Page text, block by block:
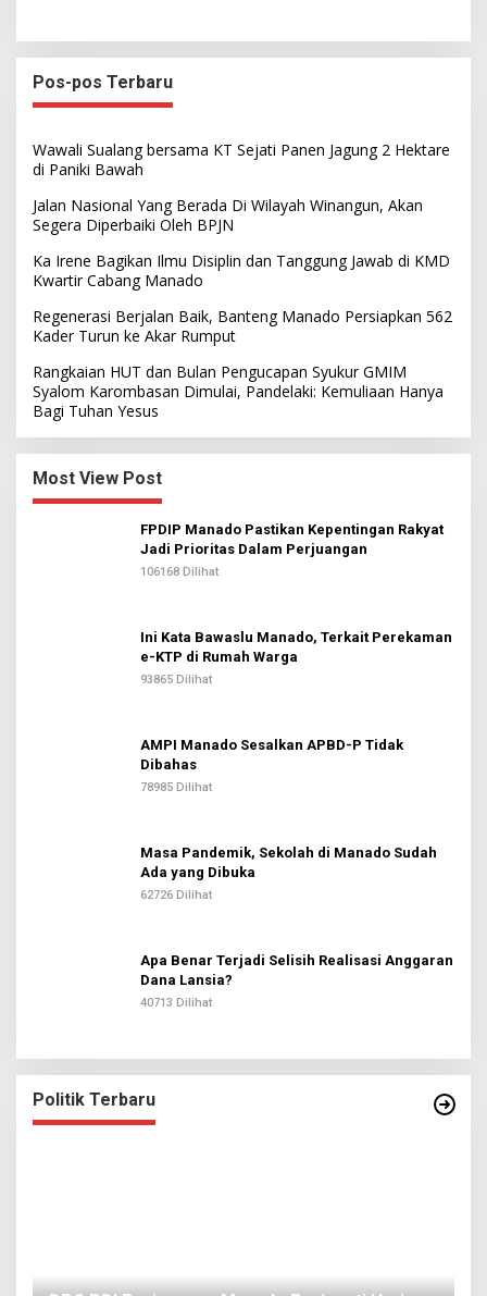
Pos-pos Terbaru
Wawali Sualang bersama KT Sejati Panen Jagung 2 Hektare
di Paniki Bawah
Jalan Nasional Yang Berada Di Wilayah Winangun, Akan
Segera Diperbaiki Oleh BPJN
Ka Irene Bagikan Ilmu Disiplin dan Tanggung Jawab di KMD
Kwartir Cabang Manado
Regenerasi Berjalan Baik, Banteng Manado Persiapkan 562
Kader Turun ke Akar Rumput
Rangkaian HUT dan Bulan Pengucapan Syukur GMIM
Syalom Karombasan Dimulai, Pandelaki: Kemuliaan Hanya
Bagi Tuhan Yesus
Most View Post
FPDIP Manado Pastikan Kepentingan Rakyat
Jadi Prioritas Dalam Perjuangan
106168 Dilihat
Ini Kata Bawaslu Manado, Terkait Perekaman
e-KTP di Rumah Warga
93865 Dilihat
AMPI Manado Sesalkan APBD-P Tidak
Dibahas
78985 Dilihat
Masa Pandemik, Sekolah di Manado Sudah
Ada yang Dibuka
62726 Dilihat
Apa Benar Terjadi Selisih Realisasi Anggaran
Dana Lansia?
40713 Dilihat
Politik Terbaru